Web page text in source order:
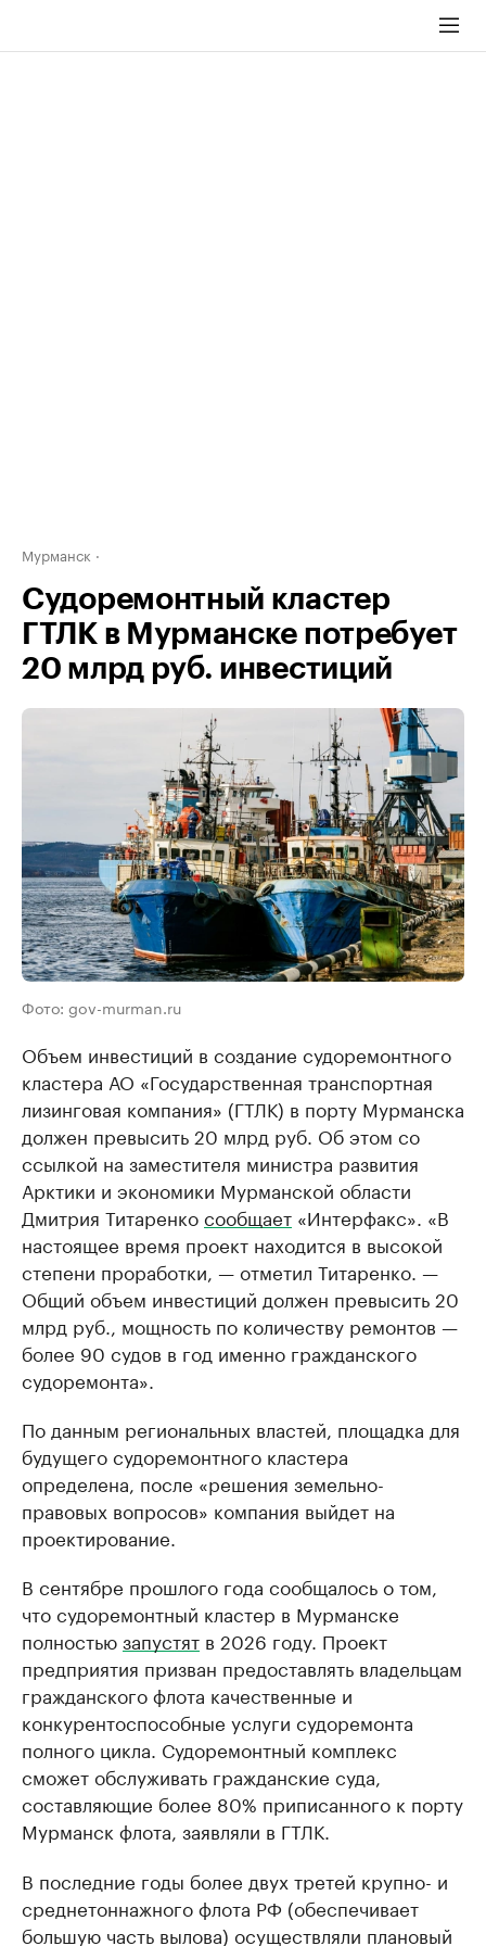
Мурманск
Судоремонтный кластер
ГТЛК в Мурманске потребует
20 млрд руб. инвестиций
Фото: gov-murman.ru
Объем инвестиций в создание судоремонтного
кластера АО «Государственная транспортная
лизинговая компания» (ГТЛК) в порту Мурманска
должен превысить 20 млрд руб. Об этом со
ссылкой на заместителя министра развития
Арктики и экономики Мурманской области
Дмитрия Титаренкосообщает «Интерфакс». «В
настоящее время проект находится в высокой
степени проработки, — отметил Титаренко. —
Общий объем инвестиций должен превысить 20
млрд руб., мощность по количеству ремонтов —
более 90 судов в год именно гражданского
судоремонта».
По данным региональных властей, площадка для
будущего судоремонтного кластера
определена, после «решения земельно-
правовых вопросов» компания выйдет на
проектирование.
В сентябре прошлого года сообщалось о том,
что судоремонтный кластер в Мурманске
полностьюзапустят в 2026 году. Проект
предприятия призван предоставлять владельцам
гражданского флота качественные и
конкурентоспособные услуги судоремонта
полного цикла. Судоремонтный комплекс
сможет обслуживать гражданские суда,
составляющие более 80% приписанного к порту
Мурманск флота, заявляли в ГТЛК.
В последние годы более двух третей крупно- и
среднетоннажного флота РФ (обеспечивает
большую часть вылова) осуществляли плановый